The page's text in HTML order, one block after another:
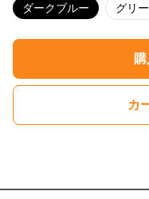
ダークブルー グリ
カ